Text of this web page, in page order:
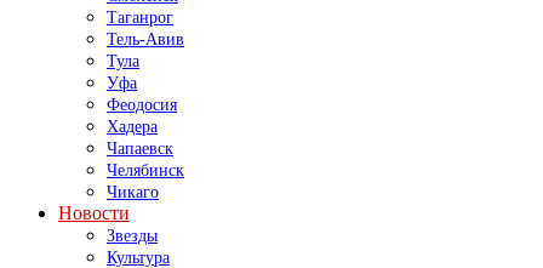
Таганрог
Тель-Авив
Тула
Уфа
Феодосия
Хадера
Чапаевск
Челябинск
Чикаго
Новости
Звезды
Культура